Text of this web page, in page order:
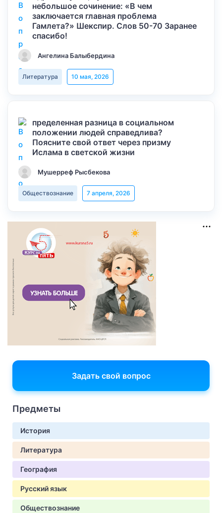
небольшое сочинение: «В чем
заключается главная проблема
Гамлета?» Шекспир. Слов 50-70 Заранее
спасибо!
Ангелина Балыбердина
Литература 10 мая, 2026
пределенная разница в социальном
положении людей справедлива?
Поясните свой ответ через призму
Ислама в светской жизни
Мушерреф Рысбекова
Обществознание 7 апреля, 2026
Задать свой вопрос
Предметы
История
Литература
География
Русский язык
Обществознание